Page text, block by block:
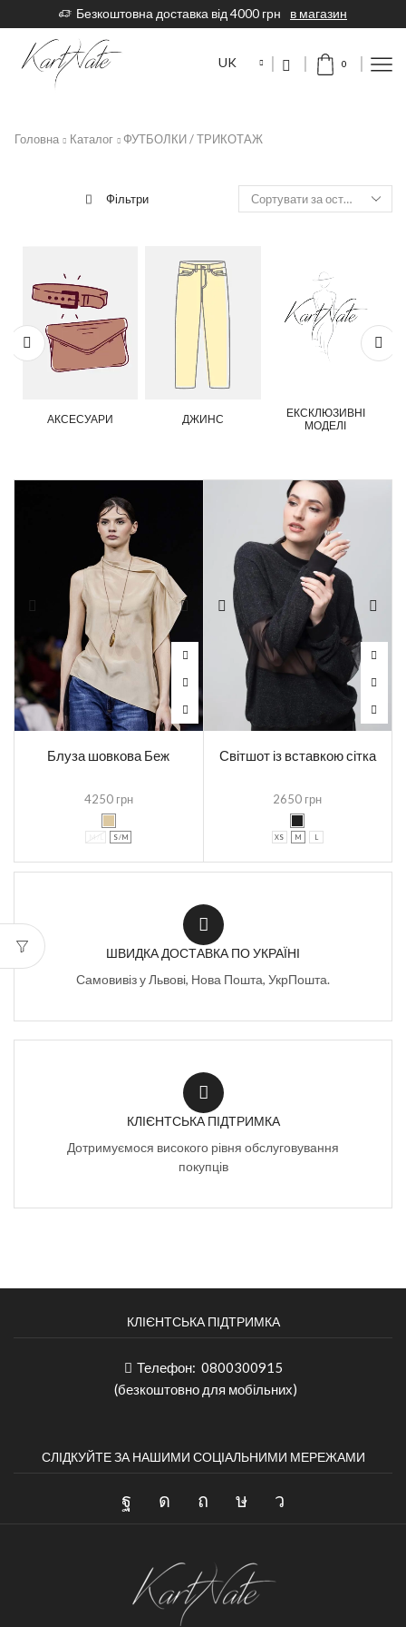
Безкоштовна доставка від 4000 грн в магазин
UK 0
Головна Каталог ФУТБОЛКИ / ТРИКОТАЖ
Фільтри
АКСЕСУАРИ ДЖИНС
ЕКСКЛЮЗИВНІ
МОДЕЛІ
Блуза шовкова Беж
4250 грн
M /L S /M
Світшот із вставкою сітка
2650 грн
XS M L
ШВИДКА ДОСТАВКА ПО УКРАЇНІ
Самовивіз у Львові, Нова Пошта, УкрПошта.
КЛІЄНТСЬКА ПІДТРИМКА
Дотримуємося високого рівня обслуговування
покупців
КЛІЄНТСЬКА ПІДТРИМКА
Телефон: 0800300915
(безкоштовно для мобільних)
СЛІДКУЙТЕ ЗА НАШИМИ СОЦІАЛЬНИМИ МЕРЕЖАМИ